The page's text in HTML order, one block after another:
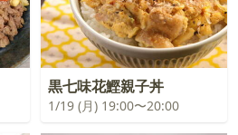
黒七味花鰹親子丼
1/19 (月) 19:00〜20:00